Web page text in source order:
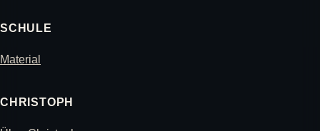
SCHULE
Material
CHRISTOPH